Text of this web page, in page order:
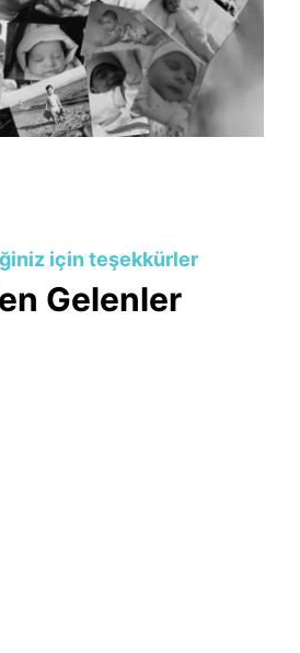
için teşekkürler
Gelenler